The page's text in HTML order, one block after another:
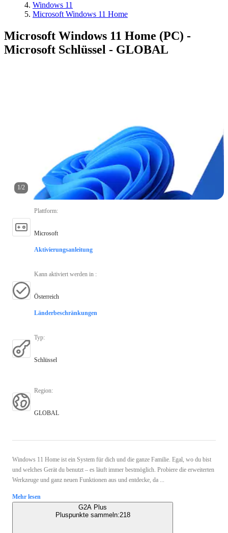
Windows 11
Microsoft Windows 11 Home
Microsoft Windows 11 Home (PC) -
Microsoft Schlüssel - GLOBAL
1/2
Plattform:
Microsoft
Aktivierungsanleitung
Kann aktiviert werden in :
Österreich
Länderbeschränkungen
Typ:
Schlüssel
Region:
GLOBAL
Windows 11 Home ist ein System für dich und die ganze Familie. Egal, wo du bist
und welches Gerät du benutzt – es läuft immer bestmöglich. Probiere die erweiterten
Werkzeuge und ganz neuen Funktionen aus und entdecke, da ...
Mehr lesen
G2A Plus
Pluspunkte sammeln:218